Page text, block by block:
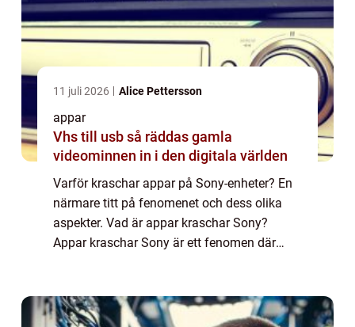
11 juli 2026 Alice Pettersson
appar
Vhs till usb så räddas gamla
videominnen in i den digitala världen
Varför kraschar appar på Sony-enheter? En
närmare titt på fenomenet och dess olika
aspekter. Vad är appar kraschar Sony?
Appar kraschar Sony är ett fenomen där
förvarning. De...